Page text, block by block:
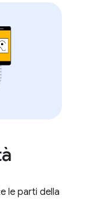
le parti della